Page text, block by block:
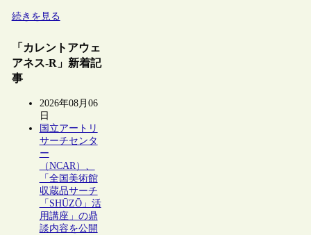
続きを見る
「カレントアウェ
アネス-R」新着記
事
2026年08月06
日
国立アートリ
サーチセンタ
ー
（NCAR）、
「全国美術館
収蔵品サーチ
「SHŪZŌ」活
用講座」の鼎
談内容を公開